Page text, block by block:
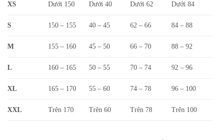
XS Dưới 150 Dưới 40 Dưới 62 Dưới 84
S 150 – 155 40 – 45 62 – 66 84 – 88
M 155 – 160 45 – 50 66 – 70 88 – 92
L 160 – 165 50 – 55 70 – 74 92 – 96
XL 165 – 170 55 – 60 74 – 78 96 – 100
XXL Trên 170 Trên 60 Trên 78 Trên 100